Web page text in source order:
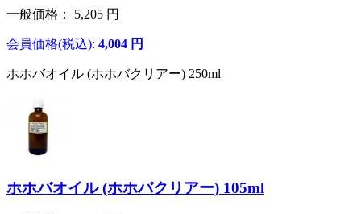
一般価格： 5,205 円
会員価格(税込): 4,004 円
ホホバオイル (ホホバクリアー) 250ml
ホホバオイル (ホホバクリアー) 105ml